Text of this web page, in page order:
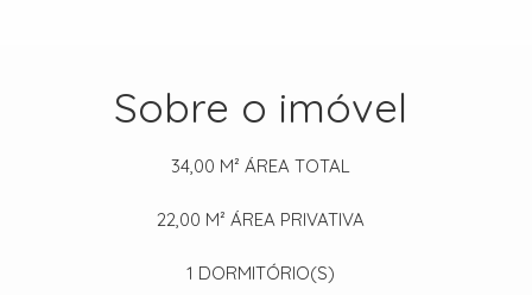
Sobre o imóvel
34,00 M² ÁREA TOTAL
22,00 M² ÁREA PRIVATIVA
1 DORMITÓRIO(S)